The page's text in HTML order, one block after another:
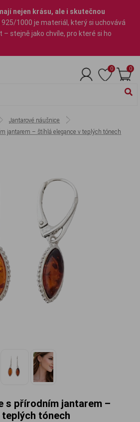
nejen krásu, ale i skutečnou
1000 je materiál, který si uchovává
– stejně jako chvíle, pro které si ho
0 0
Jantarové náušnice
jantarem – štíhlá elegance v teplých tónech
tónech